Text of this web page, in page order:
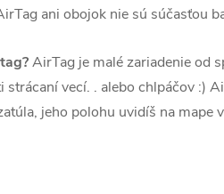
ani obojok nie sú súčasťou
AirTag je malé zariadenie od
strácaní vecí. . alebo chlpáčov :)
jeho polohu uvidíš na mape